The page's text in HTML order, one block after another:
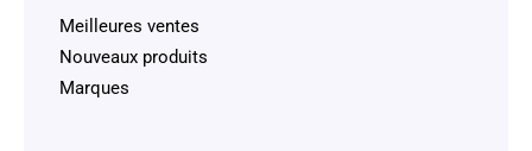
Meilleures ventes
Nouveaux produits
Marques